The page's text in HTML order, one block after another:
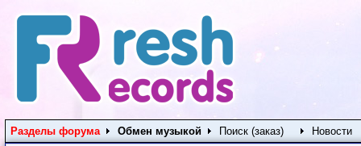
Разделы форума Обмен музыкой Поиск (заказ) Новости